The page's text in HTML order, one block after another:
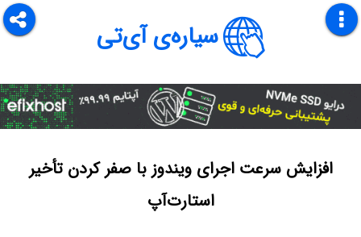
سیاره‌ی آی‌تی
افزایش سرعت اجرای ویندوز با صفر کردن تأخیر
استارت‌آپ